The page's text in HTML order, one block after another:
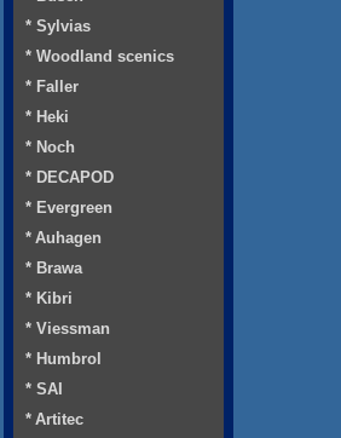
* Sylvias
* Woodland scenics
* Faller
* Heki
* Noch
* DECAPOD
* Evergreen
* Auhagen
* Brawa
* Kibri
* Viessman
* Humbrol
* SAI
* Artitec